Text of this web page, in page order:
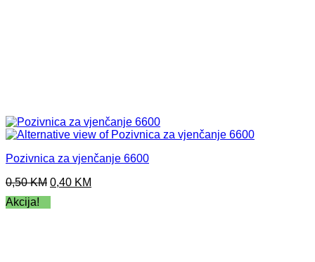
Pozivnica za vjenčanje 6600
0,50KM Original
price
was:
0,40 KM
Akcija!